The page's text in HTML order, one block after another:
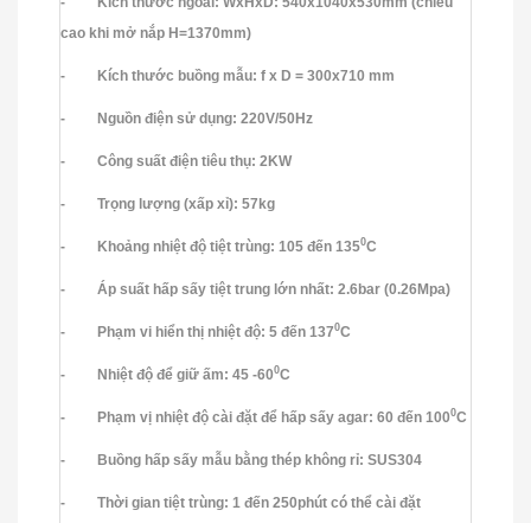
CÂN TREO ĐIỆN TỬ HÀN QUỐC
cao khi mở nắp H=1370mm)
- Kích thước buồng mẫu: f x D = 300x710 mm
- Nguồn điện sử dụng: 220V/50Hz
- Công suất điện tiêu thụ: 2KW
- Trọng lượng (xấp xỉ): 57kg
- Khoảng nhiệt độ tiệt trùng: 105 đến 1350C
- Áp suất hấp sấy tiệt trung lớn nhất: 2.6bar (0.26Mpa)
- Phạm vi hiển thị nhiệt độ: 5 đến 1370C
- Nhiệt độ để giữ ấm: 45 -600C
- Phạm vị nhiệt độ cài đặt để hấp sấy agar: 60 đến 1000C
- Buồng hấp sấy mẫu bằng thép không rỉ: SUS304
- Thời gian tiệt trùng: 1 đến 250phút có thể cài đặt